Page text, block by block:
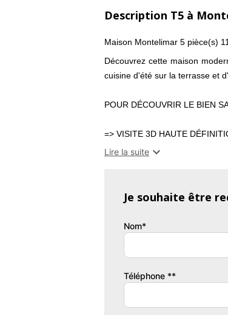
Description T5 à
Maison Montelimar 5 pièce(s)
Découvrez cette maison
cuisine d'été sur la terrasse et
POUR DÉCOUVRIR LE BIEN
=> VISITE 3D HAUTE
pour profiter du cadre
vue sur les montagne de
Exceptionnel par son terrain,
commerces !
La maison se compose
Lire la suite 
Je souhaite être
Nom*
Téléphone **